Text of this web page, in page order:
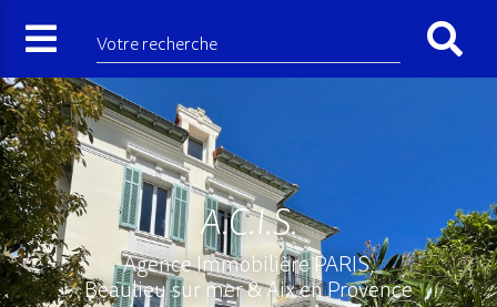
Votre recherche
A.C.I.S.
Agence Immobilière PARIS,
Beaulieu sur mer & Aix en Provence